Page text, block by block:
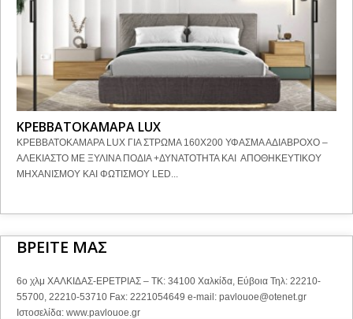
ΚΡΕΒΒΑΤΟΚΑΜΑΡΑ LUX
ΚΡΕΒΒΑΤΟΚΑΜΑΡΑ LUX ΓΙΑ ΣΤΡΩΜΑ 160Χ200 ΥΦΑΣΜΑ ΑΔΙΑΒΡΟΧΟ –
ΑΛΕΚΙΑΣΤΟ ΜΕ ΞΥΛΙΝΑ ΠΟΔΙΑ +ΔΥΝΑΤΟΤΗΤΑ ΚΑΙ ΑΠΟΘΗΚΕΥΤΙΚΟΥ
ΜΗΧΑΝΙΣΜΟΥ ΚΑΙ ΦΩΤΙΣΜΟΥ LED...
ΒΡΕΙΤΕ ΜΑΣ
6ο χλμ ΧΑΛΚΙΔΑΣ-ΕΡΕΤΡΙΑΣ – ΤΚ: 34100 Χαλκίδα, Εύβοια Τηλ: 22210-
55700, 22210-53710 Fax: 2221054649 e-mail: pavlouoe@otenet.gr
Ιστοσελίδα: www.pavlouoe.gr